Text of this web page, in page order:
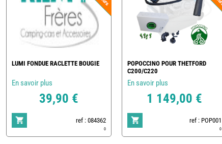
LUMI FONDUE RACLETTE BOUGIE
En savoir plus
39,90 €
ref : 084362
0
POPOCCINO POUR THETFORD
C200/C220
En savoir plus
1 149,00 €
ref : POP001
0